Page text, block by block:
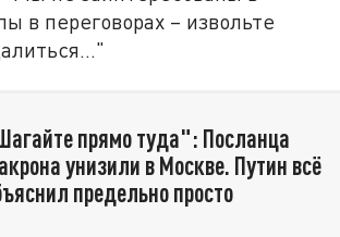
в переговорах – извольте
прямо туда": Посланца
унизили в Москве. Путин всё
предельно просто